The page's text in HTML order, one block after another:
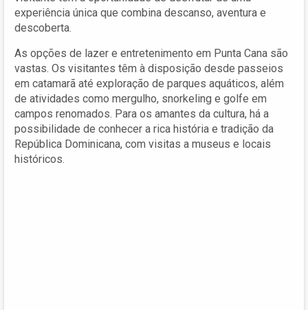
experiência única que combina descanso, aventura e
descoberta.
As opções de lazer e entretenimento em Punta Cana são
vastas. Os visitantes têm à disposição desde passeios
em catamarã até exploração de parques aquáticos, além
de atividades como mergulho, snorkeling e golfe em
campos renomados. Para os amantes da cultura, há a
possibilidade de conhecer a rica história e tradição da
República Dominicana, com visitas a museus e locais
históricos.